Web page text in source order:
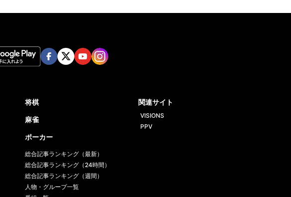
将棋
麻雀
ポーカー
総合記事ランキング（最新）
総合記事ランキング（24時間）
総合記事ランキング（週間）
人物・グループ一覧
関連サイト
VISIONS
PPV